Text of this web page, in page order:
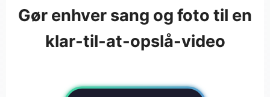
Gør enhver sang og foto til en
klar-til-at-opslå-video